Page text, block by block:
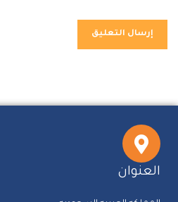
العنوان